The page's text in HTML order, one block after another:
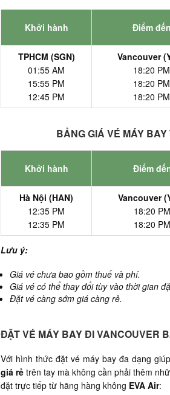
Khởi hành Điểm đến
TPHCM (SGN)
01:55 AM
15:55 PM
12:45 PM
Vancouver
18:20 PM
18:20 PM
18:20 PM
BẢNG GIÁ VÉ MÁY
Khởi hành Điểm
Hà Nội (HAN)
12:35 PM
12:35 PM
Vancouver
18:20 PM
18:20 PM
Lưu ý:
Giá vé chưa bao gồm thuế và phí.
Giá vé có thể thay đổi tùy vào thời gian
Đặt vé càng sớm giá càng rẻ.
ĐẶT VÉ MÁY BAY ĐI VANCOUVER
Với hình thức đặt vé máy bay đa dạng
giá rẻ trên tay mà không cần phải thêm
đặt trực tiếp từ hãng hàng không EVA Air: